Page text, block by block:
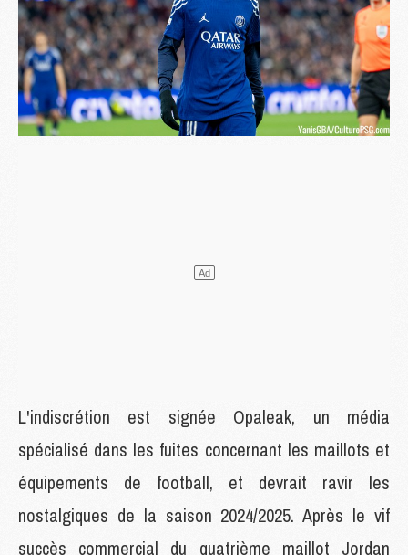
L'indiscrétion est signée Opaleak, un média
spécialisé dans les fuites concernant les maillots et
équipements de football, et devrait ravir les
nostalgiques de la saison 2024/2025. Après le vif
succès commercial du quatrième maillot Jordan